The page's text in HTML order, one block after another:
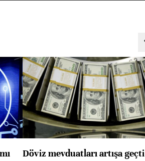
Döviz mevduatları artışa geçti